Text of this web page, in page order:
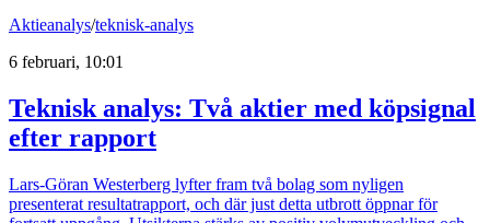
Aktieanalys/teknisk-analys
6 februari, 10:01
Teknisk analys: Två aktier med köpsignal
efter rapport
Lars-Göran Westerberg lyfter fram två bolag som nyligen
presenterat resultatrapport, och där just detta utbrott öppnar för